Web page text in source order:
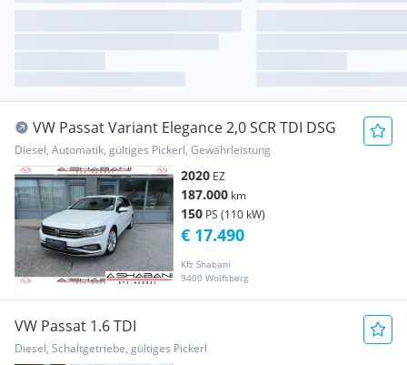
VW Passat Variant Elegance 2,0 SCR TDI DSG
Diesel, Automatik, gültiges Pickerl, Gewährleistung
2020 EZ
187.000 km
150 PS (110 kW)
Kfz Shabani
9400 Wolfsberg
€ 17.490
VW Passat 1.6 TDI
Diesel, Schaltgetriebe, gültiges Pickerl